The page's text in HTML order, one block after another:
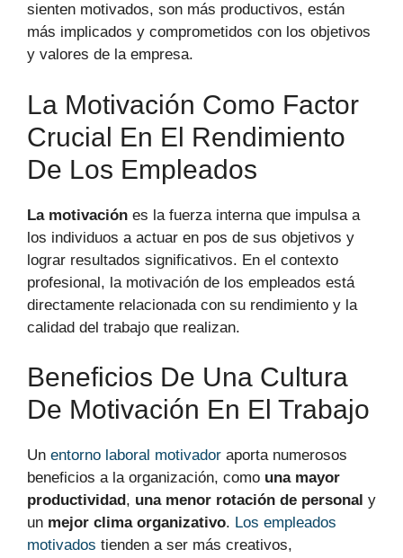
sienten motivados, son más productivos, están
más implicados y comprometidos con los objetivos
y valores de la empresa.
La Motivación Como Factor
Crucial En El Rendimiento
De Los Empleados
La motivación es la fuerza interna que impulsa a
los individuos a actuar en pos de sus objetivos y
lograr resultados significativos. En el contexto
profesional, la motivación de los empleados está
directamente relacionada con su rendimiento y la
calidad del trabajo que realizan.
Beneficios De Una Cultura
De Motivación En El Trabajo
Un entorno laboral motivador aporta numerosos
beneficios a la organización, como una mayor
productividad , una menor rotación de personal y
un mejor clima organizativo. Los empleados
motivados tienden a ser más creativos,